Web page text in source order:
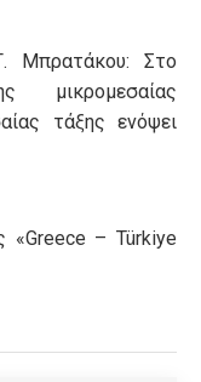
Μπρατάκου: Στο
τάξης ενόψει
«Greece – Türkiye